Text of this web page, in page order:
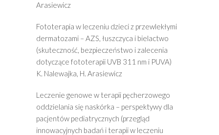
Arasiewicz
Fototerapia w leczeniu dzieci z przewlekłymi
dermatozami – AZS, łuszczyca i bielactwo
(skuteczność, bezpieczeństwo i zalecenia
dotyczące fototerapii UVB 311 nm i PUVA)
K. Nalewajka, H. Arasiewicz
Leczenie genowe w terapii pęcherzowego
oddzielania się naskórka – perspektywy dla
pacjentów pediatrycznych (przegląd
innowacyjnych badań i terapii w leczeniu